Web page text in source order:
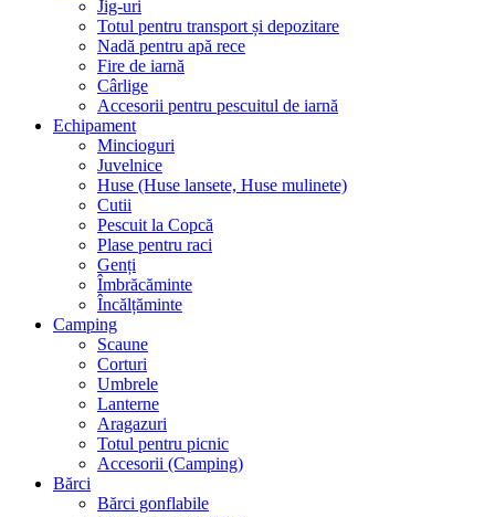
Jig-uri
Totul pentru transport și depozitare
Nadă pentru apă rece
Fire de iarnă
Cârlige
Accesorii pentru pescuitul de iarnă
Echipament
Mincioguri
Juvelnice
Huse (Huse lansete, Huse mulinete)
Cutii
Pescuit la Copcă
Plase pentru raci
Genți
Îmbrăcăminte
Încălțăminte
Camping
Scaune
Corturi
Umbrele
Lanterne
Aragazuri
Totul pentru picnic
Accesorii (Camping)
Bărci
Bărci gonflabile